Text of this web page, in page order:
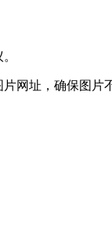
网址，确保图